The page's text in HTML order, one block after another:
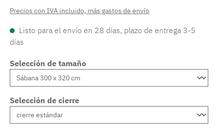
Precios con IVA incluido, más gastos de envío
Listo para el envío en 28 días, plazo de entrega 3-5
días
Selección de tamaño
Selección de cierre